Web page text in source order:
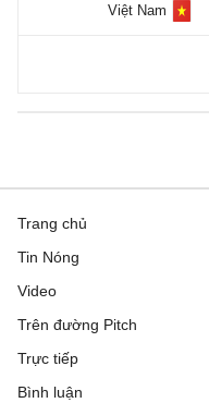
Việt Nam
Trang chủ
Tin Nóng
Video
Trên đường Pitch
Trực tiếp
Bình luận